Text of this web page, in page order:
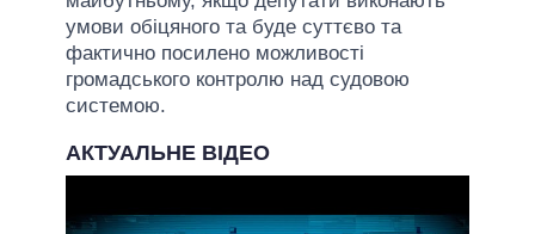
умови обіцяного та буде суттєво та
фактично посилено можливості
громадського контролю над судовою
системою.
АКТУАЛЬНЕ ВІДЕО